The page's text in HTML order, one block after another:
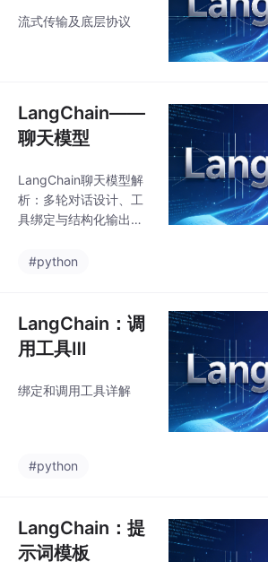
流式传输及底层协议
LangChain——
聊天模型
LangChain聊天模型解
析：多轮对话设计、工
具绑定与结构化输出实
#python
LangChain：调
用工具Ⅲ
绑定和调用工具详解
#python
LangChain：提
示词模板